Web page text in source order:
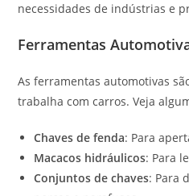
necessidades de indústrias e
Ferramentas
As ferramentas automotivas
trabalha com carros. Veja
Chaves de fenda: Para
Macacos hidráulicos: Para
Conjuntos de chaves: Para